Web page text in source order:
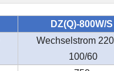
DZ(Q)-800W/S
Wechselstrom
100/60